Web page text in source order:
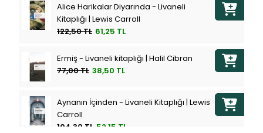
Alice Harikalar Diyarında - Livaneli
Kitaplığı | Lewis Carroll
122,50 TL 61,25 TL
Ermiş - Livaneli kitaplığı | Halil Cibran
77,00 TL 38,50 TL
Aynanın İçinden - Livaneli Kitaplığı | Lewis
Carroll
104,30 TL 52,15 TL